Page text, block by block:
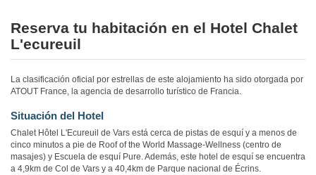
Reserva tu habitación en el Hotel Chalet
L'ecureuil
La clasificación oficial por estrellas de este alojamiento ha sido otorgada por
ATOUT France, la agencia de desarrollo turístico de Francia.
Situación del Hotel
Chalet Hôtel L'Ecureuil de Vars está cerca de pistas de esquí y a menos de
cinco minutos a pie de Roof of the World Massage-Wellness (centro de
masajes) y Escuela de esquí Pure. Además, este hotel de esquí se encuentra
a 4,9km de Col de Vars y a 40,4km de Parque nacional de Écrins.